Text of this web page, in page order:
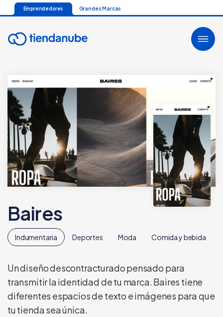
Emprendedores Grandes Marcas
Baires
Indumentaria Deportes Moda Comida y bebida
Un diseño descontracturado pensado para
transmitir la identidad de tu marca. Baires tiene
diferentes espacios de texto e imágenes para que
tu tienda sea única.